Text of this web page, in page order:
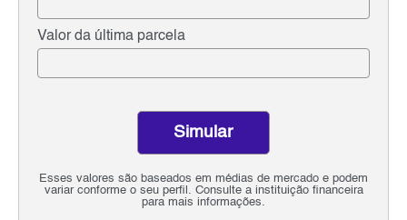
Valor da última parcela
Esses valores são baseados em médias de mercado e podem
variar conforme o seu perfil. Consulte a instituição financeira
para mais informações.
Simular